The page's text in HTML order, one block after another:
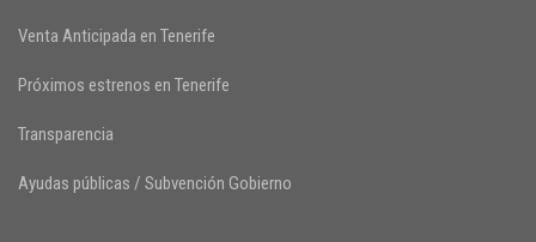
Venta Anticipada en Tenerife
Próximos estrenos en Tenerife
Transparencia
Ayudas públicas / Subvención Gobierno